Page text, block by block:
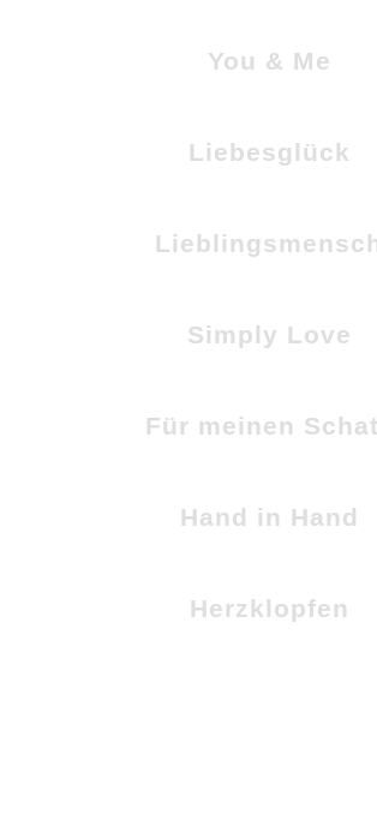
You & Me
Liebesglück
Simply Love
Für meinen
Hand in Hand
Herzklopfen